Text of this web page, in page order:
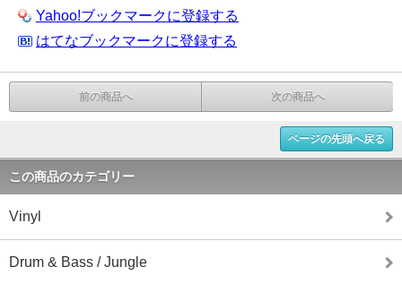
Yahoo!ブックマークに登録する
はてなブックマークに登録する
前の商品へ 次の商品へ
ページの先頭へ戻る
この商品のカテゴリー
Vinyl
Drum & Bass / Jungle